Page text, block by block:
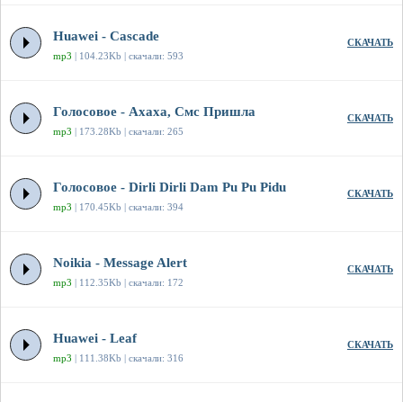
Huawei - Cascade
mp3 | 104.23Kb | скачали: 593
СКАЧАТЬ
Голосовое - Ахаха, Смс Пришла
mp3 | 173.28Kb | скачали: 265
СКАЧАТЬ
Голосовое - Dirli Dirli Dam Pu Pu Pidu
mp3 | 170.45Kb | скачали: 394
СКАЧАТЬ
Noikia - Message Alert
mp3 | 112.35Kb | скачали: 172
СКАЧАТЬ
Huawei - Leaf
mp3 | 111.38Kb | скачали: 316
СКАЧАТЬ